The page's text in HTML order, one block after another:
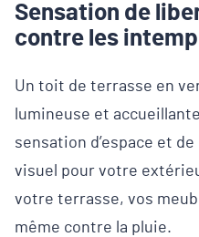
Sensation de
contre les
Un toit de terrasse en
lumineuse et
sensation d’espace et
visuel pour votre
votre terrasse, vos
même contre la pluie.